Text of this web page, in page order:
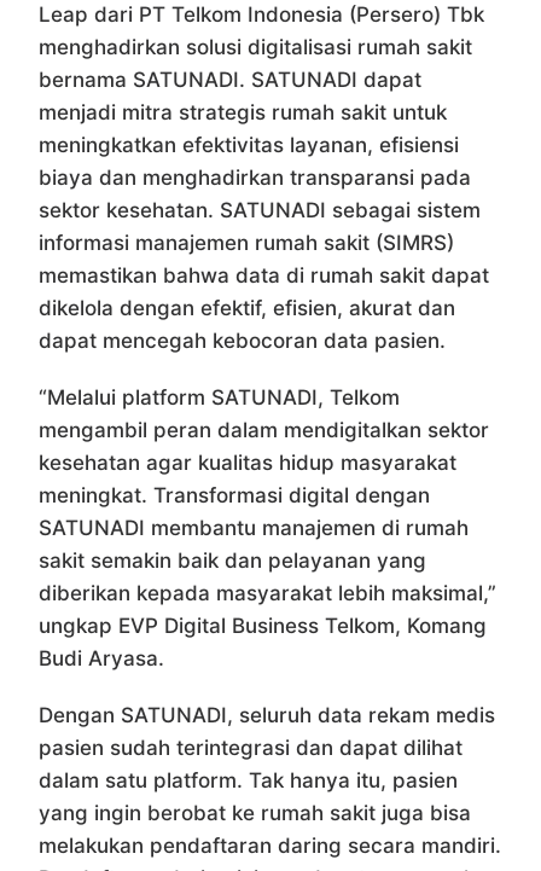
Leap dari PT Telkom Indonesia (Persero) Tbk
menghadirkan solusi digitalisasi rumah sakit
bernama SATUNADI. SATUNADI dapat
menjadi mitra strategis rumah sakit untuk
meningkatkan efektivitas layanan, efisiensi
biaya dan menghadirkan transparansi pada
sektor kesehatan. SATUNADI sebagai sistem
informasi manajemen rumah sakit (SIMRS)
memastikan bahwa data di rumah sakit dapat
dikelola dengan efektif, efisien, akurat dan
dapat mencegah kebocoran data pasien.
“Melalui platform SATUNADI, Telkom
mengambil peran dalam mendigitalkan sektor
kesehatan agar kualitas hidup masyarakat
meningkat. Transformasi digital dengan
SATUNADI membantu manajemen di rumah
sakit semakin baik dan pelayanan yang
diberikan kepada masyarakat lebih maksimal,”
ungkap EVP Digital Business Telkom, Komang
Budi Aryasa.
Dengan SATUNADI, seluruh data rekam medis
pasien sudah terintegrasi dan dapat dilihat
dalam satu platform. Tak hanya itu, pasien
yang ingin berobat ke rumah sakit juga bisa
melakukan pendaftaran daring secara mandiri.